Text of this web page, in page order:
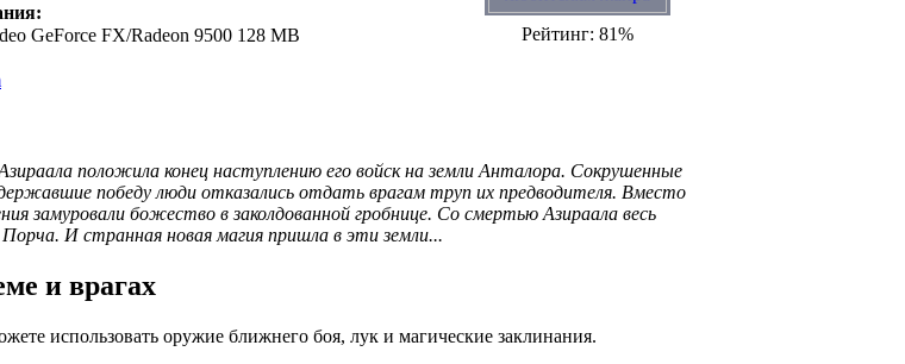
GeForce FX/Radeon 9500 128 MB
Рейтинг: 81%
положила конец наступлению его войск на земли Анталора. Сокрушенные
победу люди отказались отдать врагам труп их предводителя. Вместо
замуровали божество в заколдованной гробнице. Со смертью Азираала весь
И странная новая магия пришла в эти земли...
и врагах
использовать оружие ближнего боя, лук и магические заклинания.